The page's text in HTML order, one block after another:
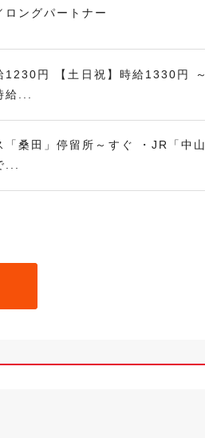
ロングパートナー
円 【土日祝】時給1330円 ～
給...
「桑田」停留所～すぐ ・JR「中山
...